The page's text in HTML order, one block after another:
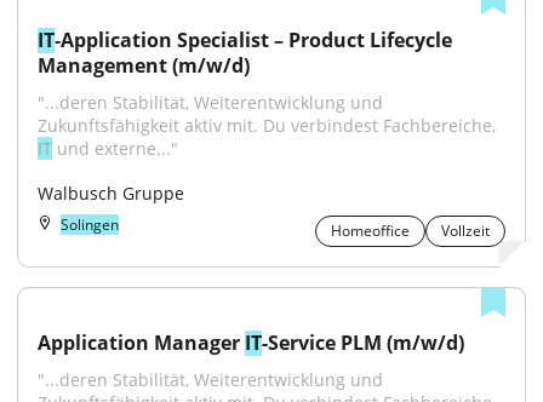
IT‑Application Specialist – Product Lifecycle
Management (m/w/d)
"...deren Stabilität, Weiterentwicklung und
IT und externe..."
Walbusch Gruppe
Solingen Homeoffice Vollzeit
Application Manager IT-Service PLM (m/w/d)
"...deren Stabilität, Weiterentwicklung und